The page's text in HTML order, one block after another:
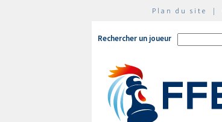
Plan du site |
Rechercher un joueur